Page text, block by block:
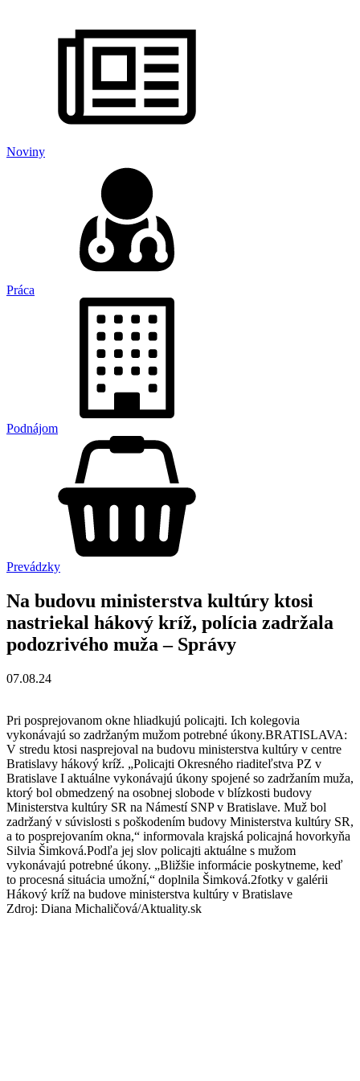
Noviny
Práca
Podnájom
Prevádzky
Na budovu ministerstva kultúry ktosi
nastriekal hákový kríž, polícia zadržala
podozrivého muža – Správy
07.08.24
Pri posprejovanom okne hliadkujú policajti. Ich kolegovia
vykonávajú so zadržaným mužom potrebné úkony.BRATISLAVA:
V stredu ktosi nasprejoval na budovu ministerstva kultúry v centre
Bratislavy hákový kríž. „Policajti Okresného riaditeľstva PZ v
Bratislave I aktuálne vykonávajú úkony spojené so zadržaním muža,
ktorý bol obmedzený na osobnej slobode v blízkosti budovy
Ministerstva kultúry SR na Námestí SNP v Bratislave. Muž bol
zadržaný v súvislosti s poškodením budovy Ministerstva kultúry SR,
a to posprejovaním okna,“ informovala krajská policajná hovorkyňa
Silvia Šimková.Podľa jej slov policajti aktuálne s mužom
vykonávajú potrebné úkony. „Bližšie informácie poskytneme, keď
to procesná situácia umožní,“ doplnila Šimková.2fotky v galérii
Hákový kríž na budove ministerstva kultúry v Bratislave
Zdroj: Diana Michaličová/Aktuality.sk